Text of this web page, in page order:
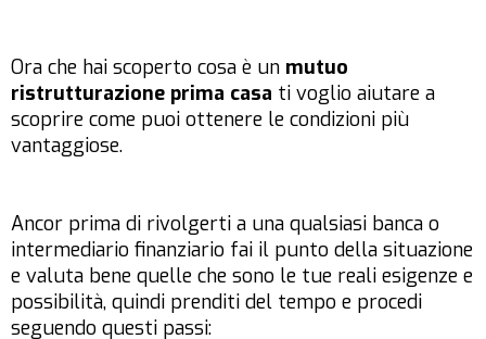
Ora che hai scoperto cosa è un mutuo
ristrutturazione prima casa ti voglio aiutare a
scoprire come puoi ottenere le condizioni più
vantaggiose.
Ancor prima di rivolgerti a una qualsiasi banca o
intermediario finanziario fai il punto della situazione
e valuta bene quelle che sono le tue reali esigenze e
possibilità, quindi prenditi del tempo e procedi
seguendo questi passi: